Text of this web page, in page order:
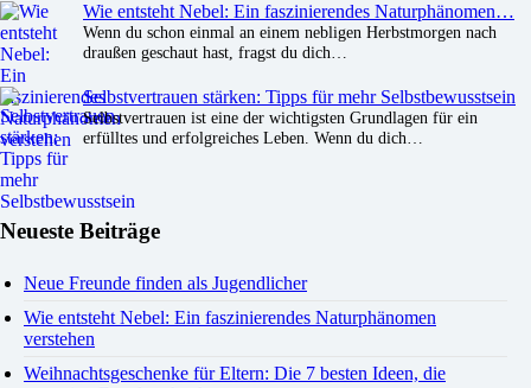
Wie entsteht Nebel: Ein faszinierendes Naturphänomen…
Wenn du schon einmal an einem nebligen Herbstmorgen nach
draußen geschaut hast, fragst du dich…
Selbstvertrauen stärken: Tipps für mehr Selbstbewusstsein
Selbstvertrauen ist eine der wichtigsten Grundlagen für ein
erfülltes und erfolgreiches Leben. Wenn du dich…
Neueste Beiträge
Neue Freunde finden als Jugendlicher
Wie entsteht Nebel: Ein faszinierendes Naturphänomen
verstehen
Weihnachtsgeschenke für Eltern: Die 7 besten Ideen, die